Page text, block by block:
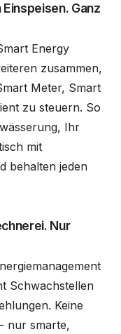
Ganz
Energy
zusammen,
Meter, Smart
zu steuern. So
Ihr
mit
behalten jeden
Nur
Schwachstellen
Keine
nur smarte,